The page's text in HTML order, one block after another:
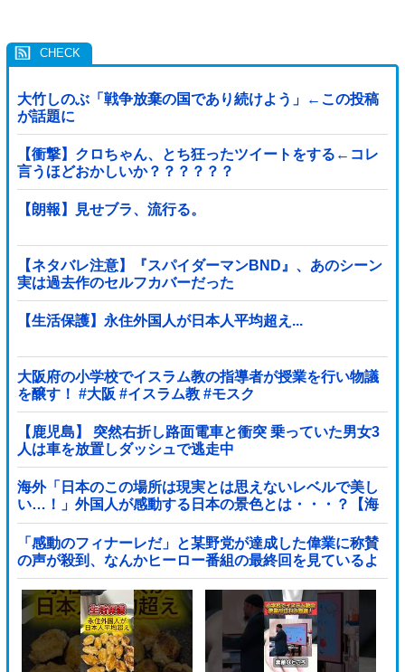
大竹しのぶ「戦争放棄の国であり続けよう」←この投稿
が話題に
【衝撃】クロちゃん、とち狂ったツイートをする←コレ
言うほどおかしいか？？？？？？
【朗報】見せブラ、流行る。
【ネタバレ注意】『スパイダーマンBND』、あのシーン
実は過去作のセルフカバーだった
【生活保護】永住外国人が日本人平均超え...
大阪府の小学校でイスラム教の指導者が授業を行い物議
を醸す！ #大阪 #イスラム教 #モスク
【鹿児島】 突然右折し路面電車と衝突 乗っていた男女3
人は車を放置しダッシュで逃走中
海外「日本のこの場所は現実とは思えないレベルで美し
い…！」外国人が感動する日本の景色とは・・・？【海
外の反応】
「感動のフィナーレだ」と某野党が達成した偉業に称賛
の声が殺到、なんかヒーロー番組の最終回を見ているよ
うな気分に……他